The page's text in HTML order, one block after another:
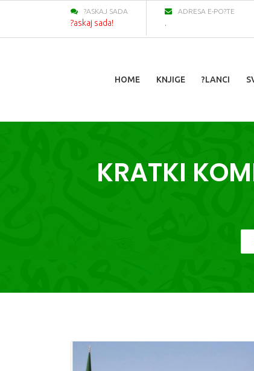
?ASKAJ SADA
?askaj sada!
ADRESA E-PO?TE
.
HOME KNJIGE ?LANCI
KRATKI